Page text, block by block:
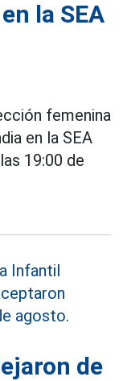
la SEA
femenina
en la SEA
19:00 de
de